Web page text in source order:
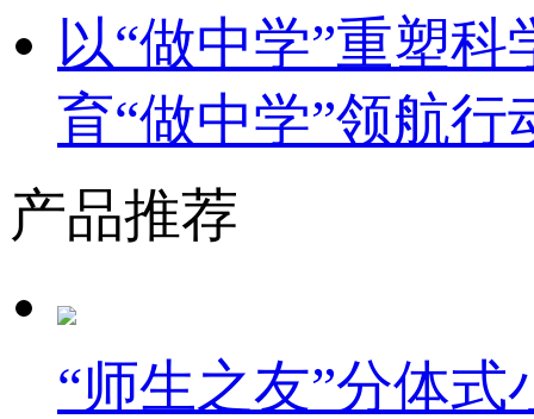
以“做中学”重塑
育“做中学”领航行
产品推荐
“师生之友”分体